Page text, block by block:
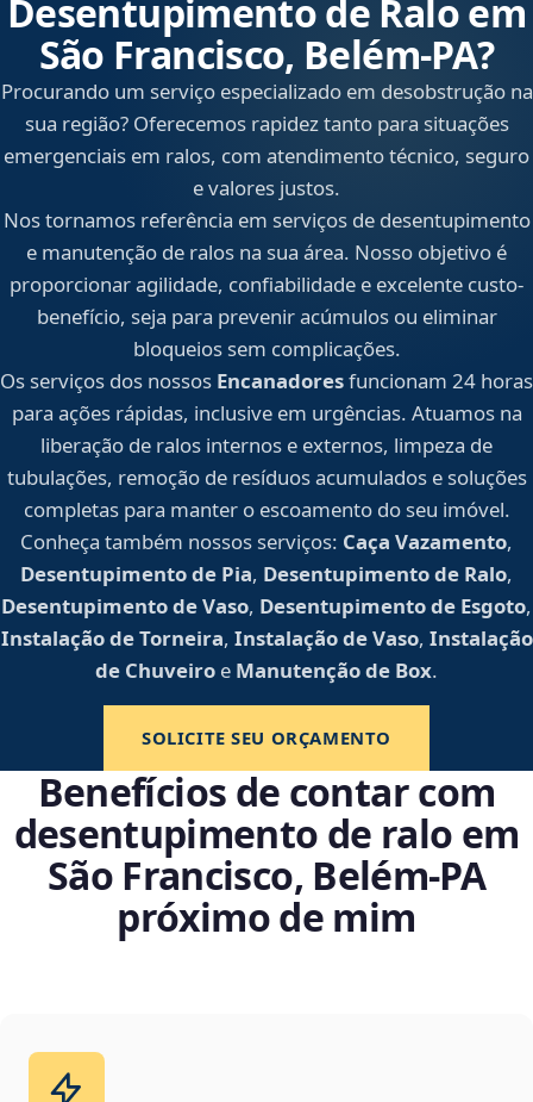
Desentupimento de Ralo em
São Francisco, Belém‑PA?
Procurando um serviço especializado em desobstrução na
sua região? Oferecemos rapidez tanto para situações
emergenciais em ralos, com atendimento técnico, seguro
e valores justos.
Nos tornamos referência em serviços de desentupimento
e manutenção de ralos na sua área. Nosso objetivo é
proporcionar agilidade, confiabilidade e excelente custo-
benefício, seja para prevenir acúmulos ou eliminar
bloqueios sem complicações.
Os serviços dos nossos Encanadoresfuncionam 24 horas
para ações rápidas, inclusive em urgências. Atuamos na
liberação de ralos internos e externos, limpeza de
tubulações, remoção de resíduos acumulados e soluções
completas para manter o escoamento do seu imóvel.
Conheça também nossos serviços: Caça Vazamento,
Desentupimento de Pia, Desentupimento de Ralo,
Desentupimento de Vaso, Desentupimento de Esgoto,
Instalação de Torneira, Instalação de Vaso, Instalação
de Chuveiro e Manutenção de Box.
SOLICITE SEU ORÇAMENTO
Benefícios de contar com
desentupimento de ralo em
São Francisco, Belém‑PA
próximo de mim